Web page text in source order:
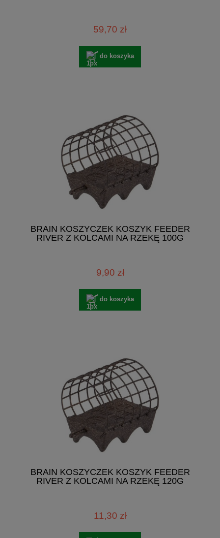
59,70 zł
do koszyka
BRAIN KOSZYCZEK KOSZYK FEEDER
RIVER Z KOLCAMI NA RZEKĘ 100G
9,90 zł
do koszyka
BRAIN KOSZYCZEK KOSZYK FEEDER
RIVER Z KOLCAMI NA RZEKĘ 120G
11,30 zł